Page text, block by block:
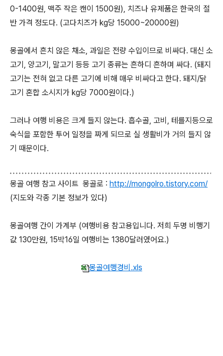
0-1400원, 맥주 작은 캔이 1500원), 치즈나 유제품은 한국의 절
반 가격 정도다. (고다치즈가 kg당 15000~20000원)
몽골에서 흔치 않은 채소, 과일은 전량 수입이므로 비싸다. 대신 소
고기, 양고기, 말고기 등등 고기 종류는 흔하디 흔하며 싸다. (돼지
고기는 전혀 없고 다른 고기에 비해 매우 비싸다고 한다. 돼지/닭
고기 혼합 소시지가 kg당 7000원이다.)
그러나 여행 비용은 크게 들지 않는다. 흡수골, 고비, 테를지등으로
숙식을 포함한 투어 일정을 짜게 되므로 실 생활비가 거의 들지 않
기 때문이다.
몽골 여행 참고 사이트 몽골로 : http://mongolro.tistory.com/
(지도와 각종 기본 정보가 있다)
몽골여행 간이 가계부 (여행비용 참고용입니다. 저희 두명 비행기
값 130만원, 15박16일 여행비는 1380달러였어요.)
몽골여행경비.xls